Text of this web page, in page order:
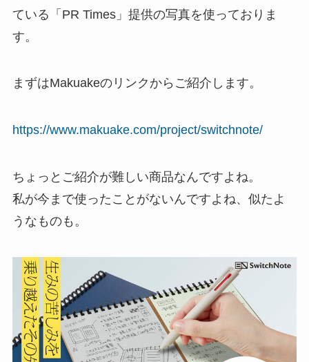
ている「PR Times」提供の写真を使っておりま
す。
まずはMakuakeのリンクからご紹介します。
https://www.makuake.com/project/switchnote/
ちょっとご紹介が難しい商品なんですよね。
私が今まで使ったことがないんですよね、似たよ
うなものも。